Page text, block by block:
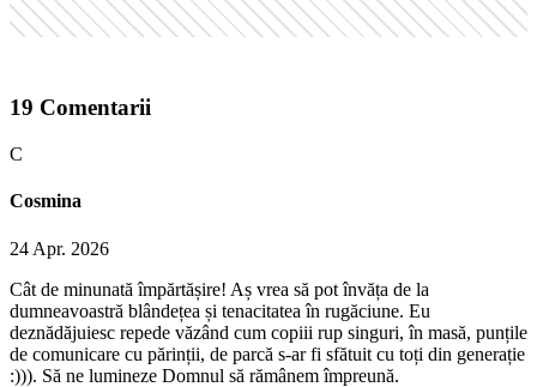
19 Comentarii
C
Cosmina
24 Apr. 2026
Cât de minunată împărtășire! Aș vrea să pot învăța de la
dumneavoastră blândețea și tenacitatea în rugăciune. Eu
deznădăjuiesc repede văzând cum copiii rup singuri, în masă, punțile
de comunicare cu părinții, de parcă s-ar fi sfătuit cu toți din generație
:))). Să ne lumineze Domnul să rămânem împreună.